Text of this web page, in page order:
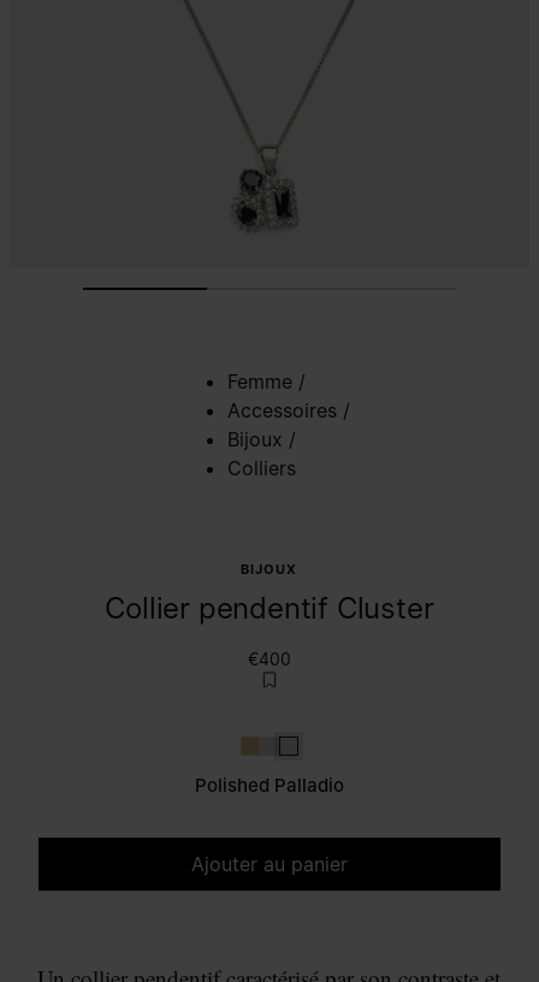
Femme /
Accessoires /
Bijoux /
Colliers
BIJOUX
Collier pendentif Cluster
€400
Or Polished palladio
Polished palladio
Polished Palladio
Ajouter au panier